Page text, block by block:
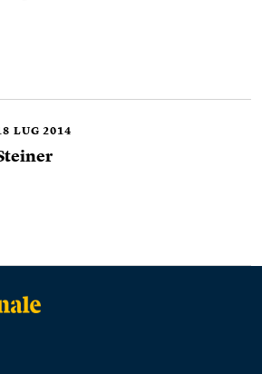
LUG 2014